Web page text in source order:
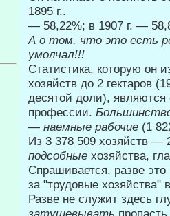
1895 г..
— 58,22%; в 1907 г. —
А о том, что это есть
умолчал!!!
Статистика, которую он
хозяйств до 2 гектаров
десятой доли),
профессии.
— наемные рабочие (1
Из 3 378 509 хозяйств —
подсобные хо­зяйства,
Спрашивается, разве
за "трудовые
Разве не служит здесь